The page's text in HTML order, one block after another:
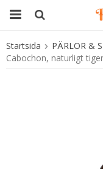
Startsida PÄRLOR &
Cabochon, naturligt